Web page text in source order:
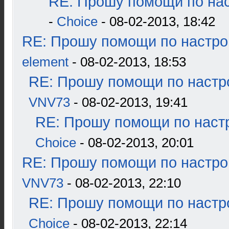
- Choice - 08-02-2013, 18:42
RE: Прошу помощи по
element - 08-02-2013, 18:53
RE: Прошу помощи по
VNV73 - 08-02-2013, 19:41
RE: Прошу помощи по
Choice - 08-02-2013, 20:01
RE: Прошу помощи по
VNV73 - 08-02-2013, 22:10
RE: Прошу помощи по
Choice - 08-02-2013, 22:14